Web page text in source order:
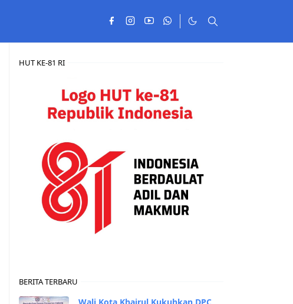
HUT KE-81 RI
BERITA TERBARU